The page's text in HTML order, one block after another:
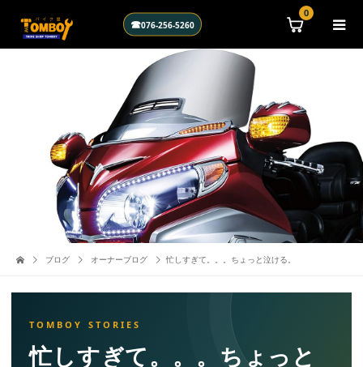
0
☎076-256-5260
ブログ オーナーブログ 忙しすぎて。。。ちょっと泣ける。
忙しすぎて。。。ちょっと